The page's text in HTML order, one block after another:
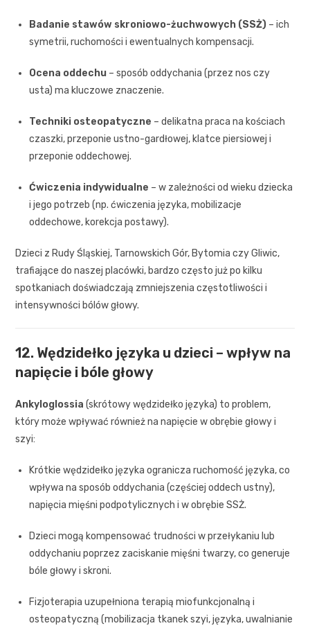
Badanie stawów skroniowo-żuchwowych (SSŻ) – ich
symetrii, ruchomości i ewentualnych kompensacji.
Ocena oddechu – sposób oddychania (przez nos czy
usta) ma kluczowe znaczenie.
Techniki osteopatyczne – delikatna praca na kościach
czaszki, przeponie ustno-gardłowej, klatce piersiowej i
przeponie oddechowej.
Ćwiczenia indywidualne – w zależności od wieku dziecka
i jego potrzeb (np. ćwiczenia języka, mobilizacje
oddechowe, korekcja postawy).
Dzieci z Rudy Śląskiej, Tarnowskich Gór, Bytomia czy Gliwic,
trafiające do naszej placówki, bardzo często już po kilku
spotkaniach doświadczają zmniejszenia częstotliwości i
intensywności bólów głowy.
12. Wędzidełko języka u dzieci – wpływ na
napięcie i bóle głowy
Ankyloglossia (skrótowy wędzidełko języka) to problem,
który może wpływać również na napięcie w obrębie głowy i
szyi:
Krótkie wędzidełko języka ogranicza ruchomość języka, co
wpływa na sposób oddychania (częściej oddech ustny),
napięcia mięśni podpotylicznych i w obrębie SSŻ.
Dzieci mogą kompensować trudności w przełykaniu lub
oddychaniu poprzez zaciskanie mięśni twarzy, co generuje
bóle głowy i skroni.
Fizjoterapia uzupełniona terapią miofunkcjonalną i
osteopatyczną (mobilizacja tkanek szyi, języka, uwalnianie